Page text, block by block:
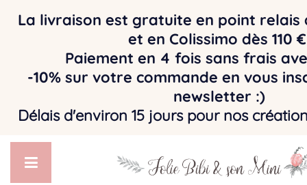
La livraison est gratuite en point relais
et en Colissimo dès 110
Paiement en 4 fois sans frais
-10% sur votre commande en vous
newsletter :)
Délais d'environ 15 jours pour nos